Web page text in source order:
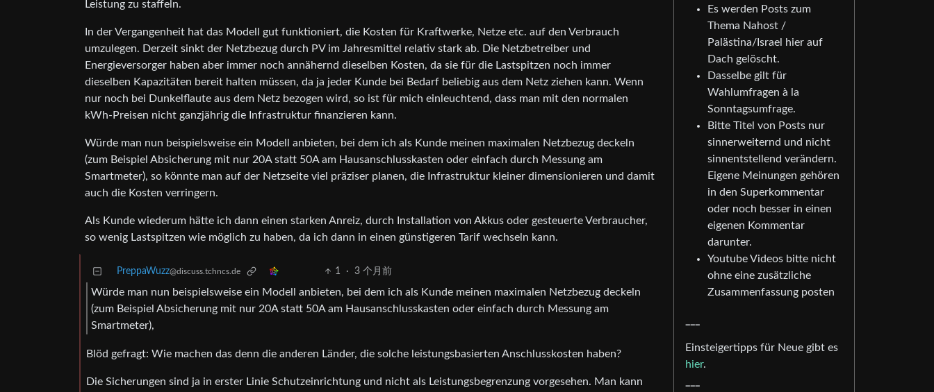
Leistung zu staffeln.
In der Vergangenheit hat das Modell gut funktioniert, die Kosten für Kraftwerke, Netze etc. auf den Verbrauch
umzulegen. Derzeit sinkt der Netzbezug durch PV im Jahresmittel relativ stark ab. Die Netzbetreiber und
Energieversorger haben aber immer noch annähernd dieselben Kosten, da sie für die Lastspitzen noch immer
dieselben Kapazitäten bereit halten müssen, da ja jeder Kunde bei Bedarf beliebig aus dem Netz ziehen kann. Wenn
nur noch bei Dunkelflaute aus dem Netz bezogen wird, so ist für mich einleuchtend, dass man mit den normalen
kWh-Preisen nicht ganzjährig die Infrastruktur finanzieren kann.
Würde man nun beispielsweise ein Modell anbieten, bei dem ich als Kunde meinen maximalen Netzbezug deckeln
(zum Beispiel Absicherung mit nur 20A statt 50A am Hausanschlusskasten oder einfach durch Messung am
Smartmeter), so könnte man auf der Netzseite viel präziser planen, die Infrastruktur kleiner dimensionieren und damit
auch die Kosten verringern.
Als Kunde wiederum hätte ich dann einen starken Anreiz, durch Installation von Akkus oder gesteuerte Verbraucher,
so wenig Lastspitzen wie möglich zu haben, da ich dann in einen günstigeren Tarif wechseln kann.
PreppaWuzz@discuss.tchncs.de 1 · 3 个月前
Würde man nun beispielsweise ein Modell anbieten, bei dem ich als Kunde meinen maximalen Netzbezug deckeln
(zum Beispiel Absicherung mit nur 20A statt 50A am Hausanschlusskasten oder einfach durch Messung am
Smartmeter),
Blöd gefragt: Wie machen das denn die anderen Länder, die solche leistungsbasierten Anschlusskosten haben?
Die Sicherungen sind ja in erster Linie Schutzeinrichtung und nicht als Leistungsbegrenzung vorgesehen. Man kann
Es werden Posts zum
Thema Nahost /
Palästina/Israel hier auf
Dach gelöscht.
Dasselbe gilt für
Wahlumfragen à la
Sonntagsumfrage.
Bitte Titel von Posts nur
sinnerweiternd und nicht
sinnentstellend verändern.
Eigene Meinungen gehören
in den Superkommentar
oder noch besser in einen
eigenen Kommentar
darunter.
Youtube Videos bitte nicht
ohne eine zusätzliche
Zusammenfassung posten
Einsteigertipps für Neue gibt es
hier.